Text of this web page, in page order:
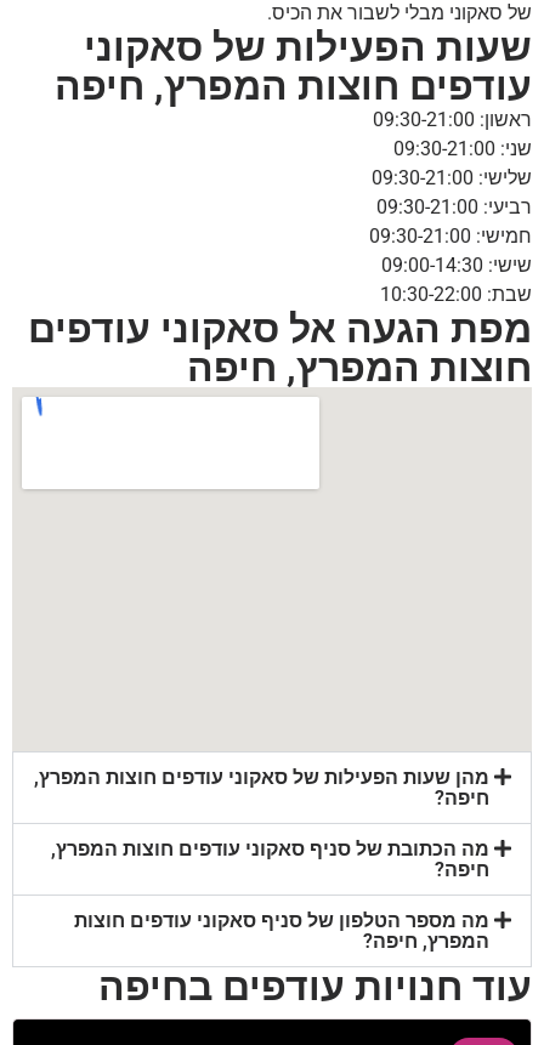
של סאקוני מבלי לשבור את הכיס.
שעות הפעילות של סאקוני
עודפים חוצות המפרץ, חיפה
ראשון: 09:30-21:00
שני: 09:30-21:00
שלישי: 09:30-21:00
רביעי: 09:30-21:00
חמישי: 09:30-21:00
שישי: 09:00-14:30
שבת: 10:30-22:00
מפת הגעה אל סאקוני עודפים
חוצות המפרץ, חיפה
מהן שעות הפעילות של סאקוני עודפים חוצות המפרץ,
חיפה?
מה הכתובת של סניף סאקוני עודפים חוצות המפרץ,
חיפה?
מה מספר הטלפון של סניף סאקוני עודפים חוצות
המפרץ, חיפה?
עוד חנויות עודפים בחיפה